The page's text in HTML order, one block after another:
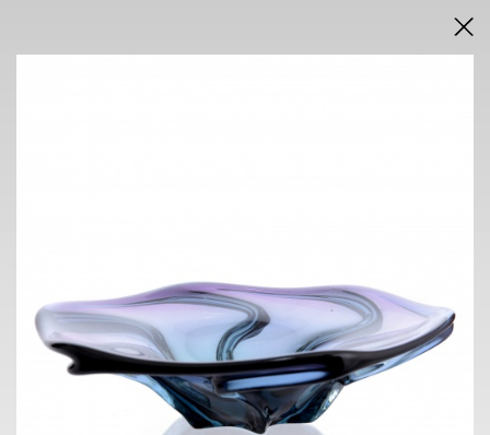
VÝSTAVA
NOVÁ SÍŇ
Voršilská 3, Praha 1
2. 6. - 7. 6. 2026